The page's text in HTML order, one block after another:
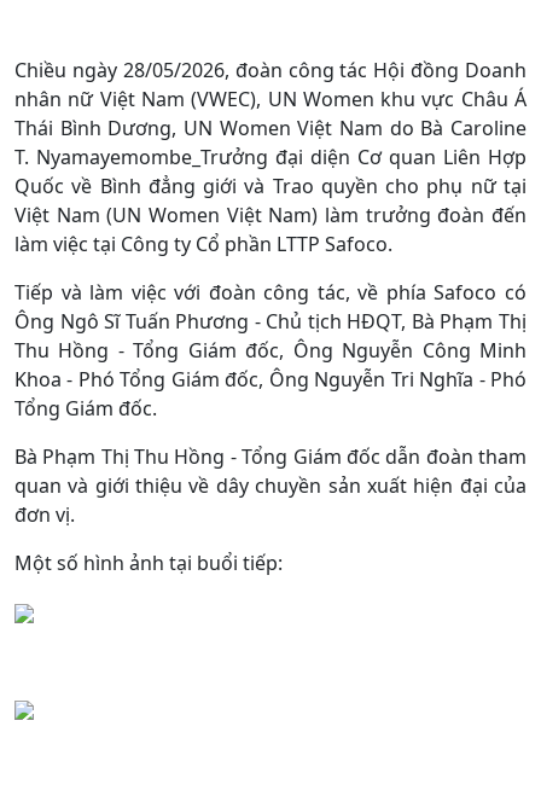
Chiều ngày 28/05/2026, đoàn công tác Hội đồng Doanh
nhân nữ Việt Nam (VWEC), UN Women khu vực Châu Á
Thái Bình Dương, UN Women Việt Nam do Bà Caroline
T. Nyamayemombe_Trưởng đại diện Cơ quan Liên Hợp
Quốc về Bình đẳng giới và Trao quyền cho phụ nữ tại
Việt Nam (UN Women Việt Nam) làm trưởng đoàn đến
làm việc tại Công ty Cổ phần LTTP Safoco.
Tiếp và làm việc với đoàn công tác, về phía Safoco có
Ông Ngô Sĩ Tuấn Phương - Chủ tịch HĐQT, Bà Phạm Thị
Thu Hồng - Tổng Giám đốc, Ông Nguyễn Công Minh
Khoa - Phó Tổng Giám đốc, Ông Nguyễn Tri Nghĩa - Phó
Tổng Giám đốc.
Bà Phạm Thị Thu Hồng - Tổng Giám đốc dẫn đoàn tham
quan và giới thiệu về dây chuyền sản xuất hiện đại của
đơn vị.
Một số hình ảnh tại buổi tiếp: